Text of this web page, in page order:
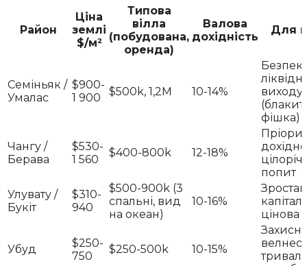
Район
Ціна
землі
$/м²
Типова
вілла
(побудована,
оренда)
Валова
дохідність
Для
Семіньяк /
Умалас
$900-
1 900
$500k, 1,2M 10-14%
виходу
фішка)
Чангу /
Берава
$530-
1 560
$400-800k 12-18%
попит
Улувату /
Букіт
$310-
940
$500-900k (3
спальні, вид
на океан)
10-16%
цінова
Убуд
$250-
750
$250-500k 10-15%
велнес